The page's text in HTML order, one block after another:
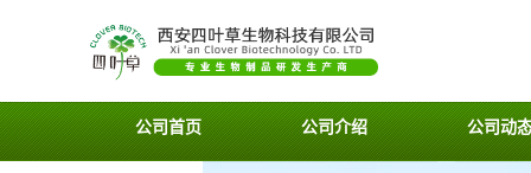
公司首页 公司介绍 公司动